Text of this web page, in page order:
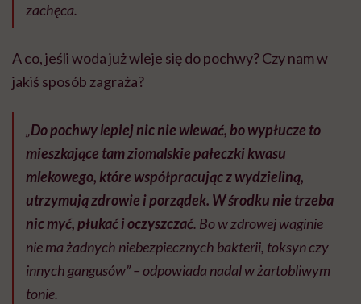
zachęca.
A co, jeśli woda już wleje się do pochwy? Czy nam w
jakiś sposób zagraża?
„Do pochwy lepiej nic nie wlewać, bo wypłucze to
mieszkające tam ziomalskie pałeczki kwasu
mlekowego, które współpracując z wydzieliną,
utrzymują zdrowie i porządek. W środku nie trzeba
nic myć, płukać i oczyszczać. Bo w zdrowej waginie
nie ma żadnych niebezpiecznych bakterii, toksyn czy
innych gangusów” – odpowiada nadal w żartobliwym
tonie.